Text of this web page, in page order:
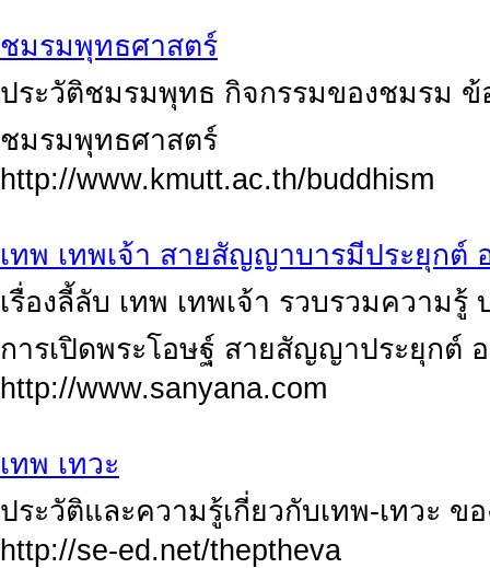
ชมรมพุทธศาสตร์
ประวัติชมรมพุทธ กิจกรรมของชมรม
ชมรมพุทธศาสตร์
http://www.kmutt.ac.th/buddhism
เทพ เทพเจ้า สายสัญญาบารมีประยุกต์
เรื่องลี้ลับ เทพ เทพเจ้า รวบรวมความ
การเปิดพระโอษฐ์ สายสัญญาประยุกต์
http://www.sanyana.com
เทพ เทวะ
ประวัติและความรู้เกี่ยวกับเทพ-เทวะ
http://se-ed.net/theptheva